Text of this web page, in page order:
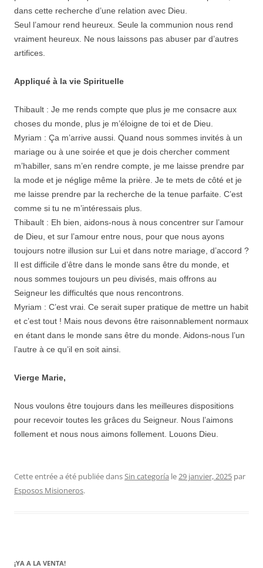
dans cette recherche d’une relation avec Dieu.
Seul l’amour rend heureux. Seule la communion nous rend
vraiment heureux. Ne nous laissons pas abuser par d’autres
artifices.
Appliqué à la vie Spirituelle
Thibault : Je me rends compte que plus je me consacre aux
choses du monde, plus je m’éloigne de toi et de Dieu.
Myriam : Ça m’arrive aussi. Quand nous sommes invités à un
mariage ou à une soirée et que je dois chercher comment
m’habiller, sans m’en rendre compte, je me laisse prendre par
la mode et je néglige même la prière. Je te mets de côté et je
me laisse prendre par la recherche de la tenue parfaite. C’est
comme si tu ne m’intéressais plus.
Thibault : Eh bien, aidons-nous à nous concentrer sur l’amour
de Dieu, et sur l’amour entre nous, pour que nous ayons
toujours notre illusion sur Lui et dans notre mariage, d’accord ?
Il est difficile d’être dans le monde sans être du monde, et
nous sommes toujours un peu divisés, mais offrons au
Seigneur les difficultés que nous rencontrons.
Myriam : C’est vrai. Ce serait super pratique de mettre un habit
et c’est tout ! Mais nous devons être raisonnablement normaux
en étant dans le monde sans être du monde. Aidons-nous l’un
l’autre à ce qu’il en soit ainsi.
Vierge Marie,
Nous voulons être toujours dans les meilleures dispositions
pour recevoir toutes les grâces du Seigneur. Nous l’aimons
follement et nous nous aimons follement. Louons Dieu.
Cette entrée a été publiée dansSin categoría le29 janvier, 2025 par
Esposos Misioneros.
¡YA A LA VENTA!